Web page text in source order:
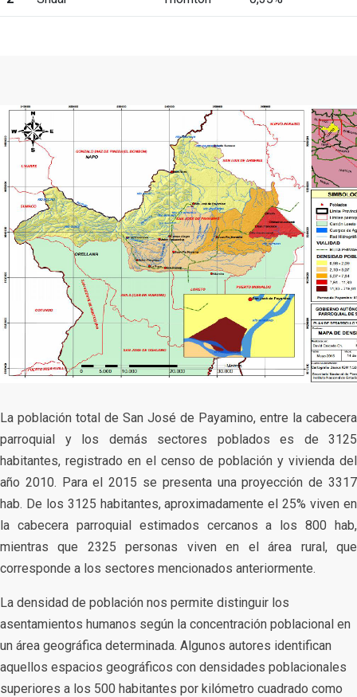
La población total de San José de Payamino, entre la cabecera
parroquial y los demás sectores poblados es de 3125
habitantes, registrado en el censo de población y vivienda del
año 2010. Para el 2015 se presenta una proyección de 3317
hab. De los 3125 habitantes, aproximadamente el 25% viven en
la cabecera parroquial estimados cercanos a los 800 hab,
mientras que 2325 personas viven en el área rural, que
corresponde a los sectores mencionados anteriormente.
La densidad de población nos permite distinguir los
asentamientos humanos según la concentración poblacional en
un área geográfica determinada. Algunos autores identifican
aquellos espacios geográficos con densidades poblacionales
superiores a los 500 habitantes por kilómetro cuadrado como